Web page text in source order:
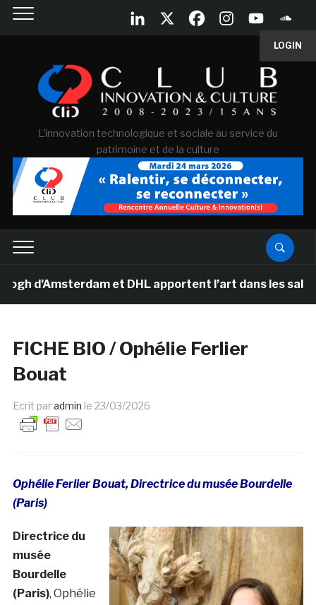
LOGIN
L'innovation technologique et sociale au service du
patrimoine et de la culture
d’Amsterdam et DHL apportent l’art dans les salles
FICHE BIO / Ophélie Ferlier
Bouat
Ecrit paradmin le 23/03/2026
Ophélie Ferlier Bouat, Directrice du musée Bourdelle
(Paris)
Directrice du
musée
Bourdelle
(Paris), Ophélie